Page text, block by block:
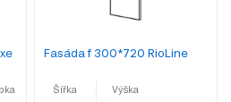
Fasáda f 300*720 RioLine
Šířka Výška